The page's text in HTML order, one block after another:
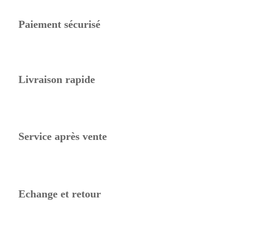
Paiement sécurisé
Livraison rapide
Service après vente
Echange et retour